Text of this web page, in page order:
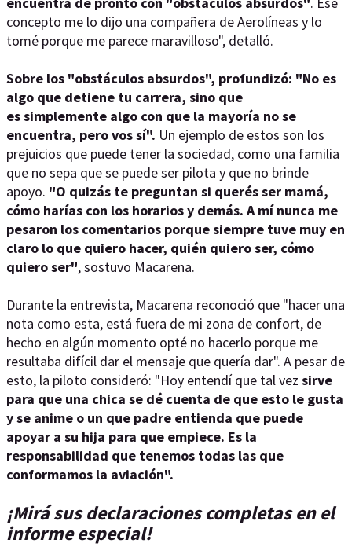
concepto me lo dijo una compañera de Aerolíneas y lo
tomé porque me parece maravilloso", detalló.
Sobre los "obstáculos absurdos", profundizó: "No es
algo que detiene tu carrera, sino que
es simplemente algo con que la mayoría no se
encuentra, pero vos sí". Un ejemplo de estos son los
prejuicios que puede tener la sociedad, como una familia
que no sepa que se puede ser pilota y que no brinde
apoyo. "O quizás te preguntan si querés ser mamá,
cómo harías con los horarios y demás. A mí nunca me
pesaron los comentarios porque siempre tuve muy en
claro lo que quiero hacer, quién quiero ser, cómo
quiero ser", sostuvo Macarena.
Durante la entrevista, Macarena reconoció que "hacer una
nota como esta, está fuera de mi zona de confort, de
hecho en algún momento opté no hacerlo porque me
resultaba difícil dar el mensaje que quería dar". A pesar de
esto, la piloto consideró: "Hoy entendí que tal vez sirve
para que una chica se dé cuenta de que esto le gusta
y se anime o un que padre entienda que puede
apoyar a su hija para que empiece. Es la
responsabilidad que tenemos todas las que
conformamos la aviación".
¡Mirá sus declaraciones completas en el
informe especial!